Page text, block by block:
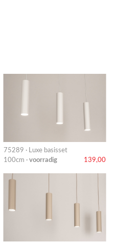
75289 · Luxe basisset
100cm · voorradig 139,00